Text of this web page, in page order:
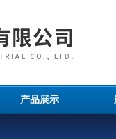
产品展示